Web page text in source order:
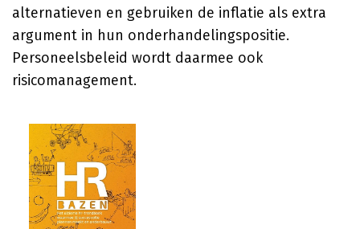
alternatieven en gebruiken de inflatie als extra
argument in hun onderhandelingspositie.
Personeelsbeleid wordt daarmee ook
risicomanagement.